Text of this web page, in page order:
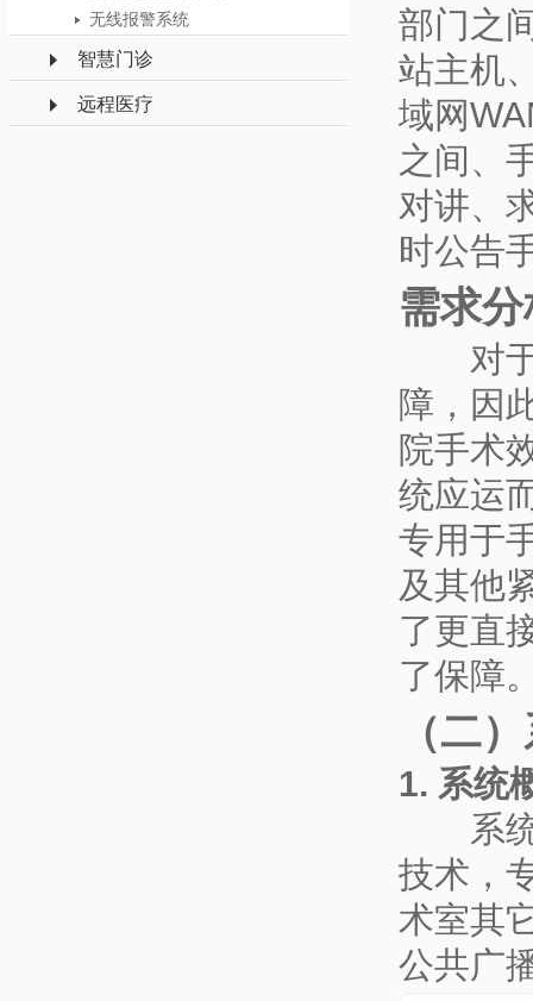
无线报警系统
智慧门诊
远程医疗
部门之
站主机
域网
之间、
对讲、
时公告
需求
对于
障，因
院手术
统应运
专用于
及其他
了更直
了保障
（二
1. 系统
系统
技术，
术室其
公共广